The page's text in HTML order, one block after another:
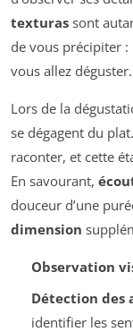
texturas sont
de vous précipiter
vous allez déguster.
Lors de la
se dégagent du
raconter, et cette
En savourant,
douceur d’une
dimension
Observation
Détection des
identifier les